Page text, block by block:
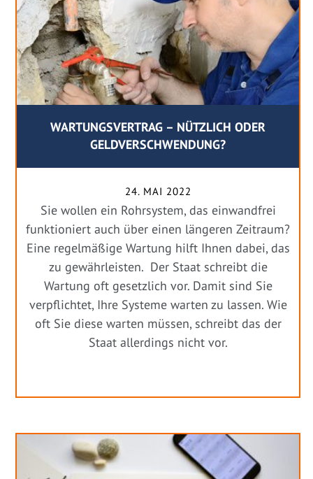
WARTUNGSVERTRAG – NÜTZLICH ODER
GELDVERSCHWENDUNG?
24. MAI 2022
Sie wollen ein Rohrsystem, das einwandfrei
funktioniert auch über einen längeren Zeitraum?
Eine regelmäßige Wartung hilft Ihnen dabei, das
zu gewährleisten. Der Staat schreibt die
Wartung oft gesetzlich vor. Damit sind Sie
verpflichtet, Ihre Systeme warten zu lassen. Wie
oft Sie diese warten müssen, schreibt das der
Staat allerdings nicht vor.